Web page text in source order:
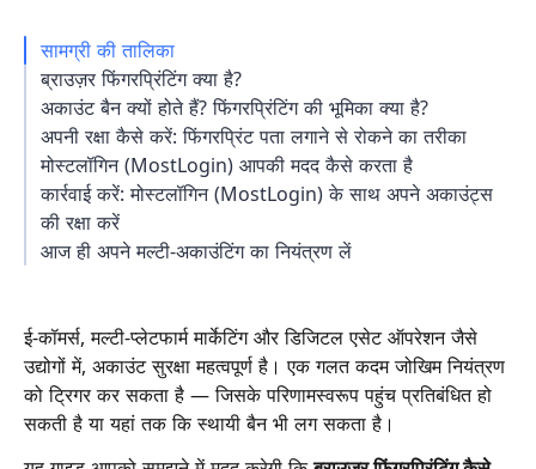
सामग्री की तालिका
ब्राउज़र फिंगरप्रिंटिंग क्या है?
अकाउंट बैन क्यों होते हैं? फिंगरप्रिंटिंग की भूमिका क्या है?
अपनी रक्षा कैसे करें: फिंगरप्रिंट पता लगाने से रोकने का तरीका
मोस्टलॉगिन (MostLogin) आपकी मदद कैसे करता है
कार्रवाई करें: मोस्टलॉगिन (MostLogin) के साथ अपने अकाउंट्स
की रक्षा करें
आज ही अपने मल्टी-अकाउंटिंग का नियंत्रण लें
ई-कॉमर्स, मल्टी-प्लेटफार्म मार्केटिंग और डिजिटल एसेट ऑपरेशन जैसे
उद्योगों में, अकाउंट सुरक्षा महत्वपूर्ण है। एक गलत कदम जोखिम नियंत्रण
को ट्रिगर कर सकता है — जिसके परिणामस्वरूप पहुंच प्रतिबंधित हो
सकती है या यहां तक कि स्थायी बैन भी लग सकता है।